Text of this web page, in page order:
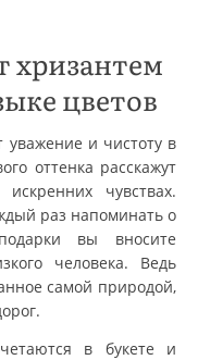
хризантем
цветов
и чистоту в
оттенка расскажут
чувствах.
раз напоминать о
вы вносите
человека. Ведь
самой природой,
в букете и